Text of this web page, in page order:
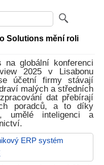
Solutions mění roli
na globální konferenci
2025 v Lisabonu
účetní firmy stávají
malých a středních
dat přebírají
poradců, a to díky
umělé inteligenci a
ERP systém